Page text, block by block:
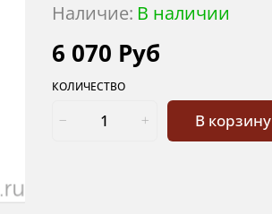
Наличие: В наличии
6 070 Руб
КОЛИЧЕСТВО
В корзину